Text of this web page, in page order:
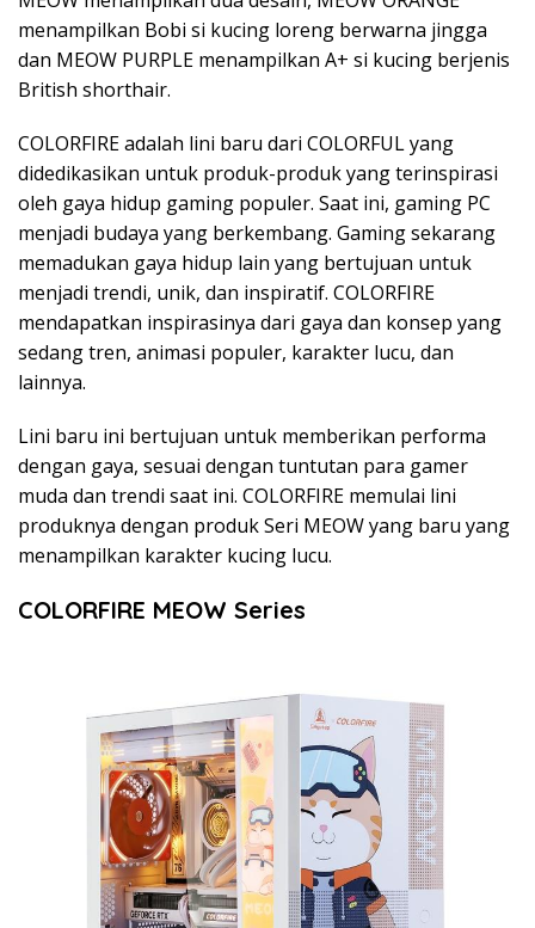
menampilkan Bobi si kucing loreng berwarna jingga
dan MEOW PURPLE menampilkan A+ si kucing berjenis
British shorthair.
COLORFIRE adalah lini baru dari COLORFUL yang
didedikasikan untuk produk-produk yang terinspirasi
oleh gaya hidup gaming populer. Saat ini, gaming PC
menjadi budaya yang berkembang. Gaming sekarang
memadukan gaya hidup lain yang bertujuan untuk
menjadi trendi, unik, dan inspiratif. COLORFIRE
mendapatkan inspirasinya dari gaya dan konsep yang
sedang tren, animasi populer, karakter lucu, dan
lainnya.
Lini baru ini bertujuan untuk memberikan performa
dengan gaya, sesuai dengan tuntutan para gamer
muda dan trendi saat ini. COLORFIRE memulai lini
produknya dengan produk Seri MEOW yang baru yang
menampilkan karakter kucing lucu.
COLORFIRE MEOW Series